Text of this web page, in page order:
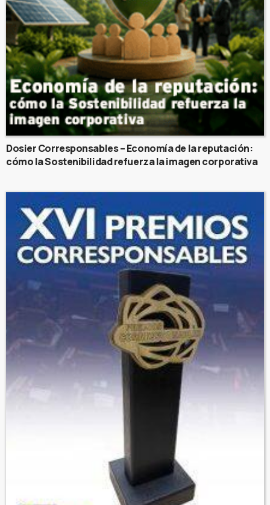
Dosier Corresponsables – Economía de la reputación:
cómo la Sostenibilidad refuerza la imagen corporativa